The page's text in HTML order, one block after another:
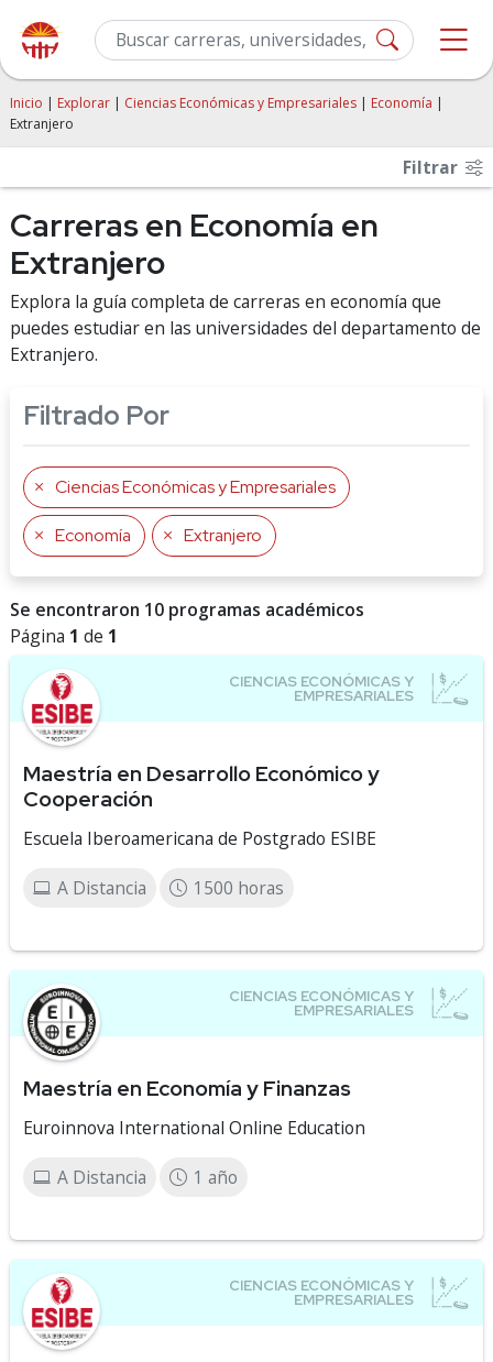
Inicio | Explorar | Ciencias Económicas y Empresariales | Economía |
Extranjero
Filtrar
Carreras en Economía en
Extranjero
Explora la guía completa de carreras en economía que
puedes estudiar en las universidades del departamento de
Extranjero.
Filtrado Por
Ciencias Económicas y Empresariales
Economía Extranjero
Se encontraron 10 programas académicos
Página 1 de 1
Maestría en Desarrollo Económico y
Cooperación
Escuela Iberoamericana de Postgrado ESIBE
A Distancia 1500 horas
Maestría en Economía y Finanzas
Euroinnova International Online Education
A Distancia 1 año